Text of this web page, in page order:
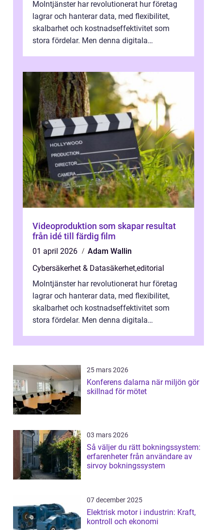
Molntjänster har revolutionerat hur företag
lagrar och hanterar data, med flexibilitet,
skalbarhet och kostnadseffektivitet som
stora fördelar. Men denna digitala
Videoproduktion som skapar resultat
från idé till färdig film
01 april 2026
Adam Wallin
Cybersäkerhet & Datasäkerhet,editorial
Molntjänster har revolutionerat hur företag
lagrar och hanterar data, med flexibilitet,
skalbarhet och kostnadseffektivitet som
stora fördelar. Men denna digitala
25 mars 2026
Konferens dalarna när miljön gör
skillnad för mötet
03 mars 2026
Så väljer du rätt bokningssystem:
erfarenheter från användare av
sirvoy bokningssystem
07 december 2025
Elektrisk motor i industrin: Kraft,
kontroll och ekonomi